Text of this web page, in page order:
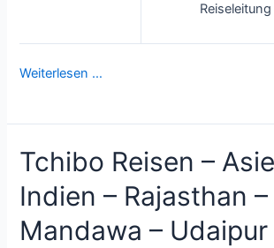
Reiseleitung
Weiterlesen …
Tchibo Reisen –
Indien – Rajasthan
Mandawa –